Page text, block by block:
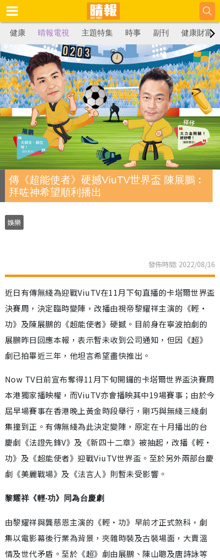
健康 晴報電視 主題特集 時事 副刊 健康財富
傳《超能使者》硬撼ViuTV世界盃 陳展鵬︰
拜咗神希望順利播出
娛樂
發佈時間: 2022/08/16
近日有傳無綫為迎戰ViuTV在11月下旬直播的卡塔爾世界盃
決賽周，決定臨時變陣，改播由視帝黎耀祥主演的《輕‧
功》及陳展鵬的《超能使者》硬撼。目前身在寧波拍劇的
展鵬昨日回應本報，表示暫未收到公司通知，但因《超》
劇已拍畢近三年，他坦言希望盡快推出。
Now TV日前宣布奪得11月下旬開鑼的卡塔爾世界盃決賽周
本港獨家播映權，而ViuTV亦會播映其中19場賽事；由於今
屆早場賽事在香港晚上黃金時段舉行，剛巧與無綫三綫劇
集撞到正。有傳無綫為此決定變陣，原定在十月播出的台
慶劇《法證先鋒V》及《新四十二章》被抽起，改播《輕‧
功》及《超能使者》迎戰ViuTV世界盃。至於另外兩部台慶
劇《美麗戰場》及《法言人》則暫未受影響。
黎耀祥《輕‧功》同為台慶劇
由黎耀祥與龔慈恩主演的《輕‧功》早前才正式煞科，劇
集以電影幕後行業為背景，夾雜時裝及古裝場面，大賣溫
情及世代矛盾。至於《超》劇由展鵬、陳山聰及唐詩詠等